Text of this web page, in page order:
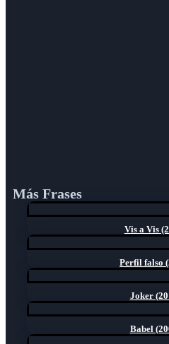
Más Frases
Vis a Vis
Perfil falso
Joker
Babel